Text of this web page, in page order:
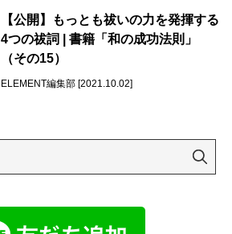
【公開】もっとも祓いの力を発揮する
4つの祓詞 | 書籍「和の成功法則」
（その15）
ELEMENT編集部 [2021.10.02]